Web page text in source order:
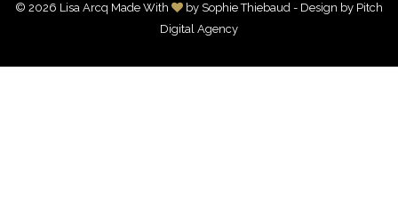
© 2026 Lisa Arcq Made With by Sophie Thiebaud - Design by Pitch
Digital Agency